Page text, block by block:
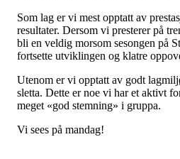
Som lag er vi mest opptatt av
resultater. Dersom vi presterer på
bli en veldig morsom sesongen på
fortsette utviklingen og klatre
Utenom er vi opptatt av godt
sletta. Dette er noe vi har et aktivt
meget «god stemning» i gruppa.
Vi sees på mandag!